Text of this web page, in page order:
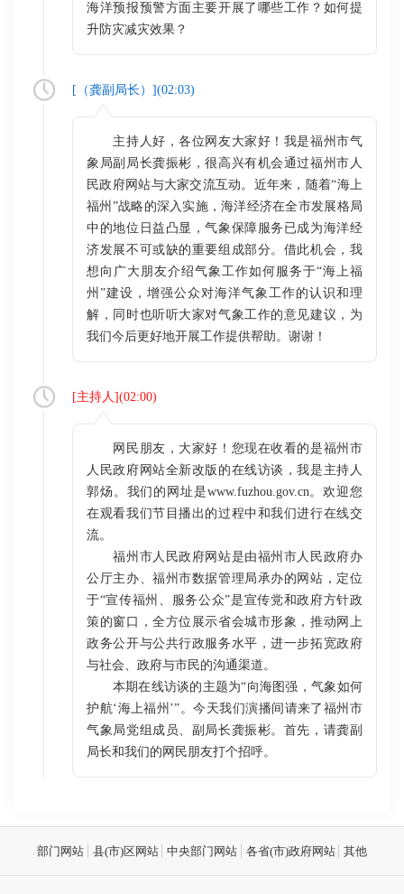
海洋预报预警方面主要开展了哪些工作？如何提
升防灾减灾效果？
[（龚副局长 ）](02:03)
主持人好，各位网友大家好！我是福州市气
象局副局长龚振彬，很高兴有机会通过福州市人
民政府网站与大家交流互动。近年来，随着“海上
福州”战略的深入实施，海洋经济在全市发展格局
中的地位日益凸显，气象保障服务已成为海洋经
济发展不可或缺的重要组成部分。借此机会，我
想向广大朋友介绍气象工作如何服务于“海上福
州”建设，增强公众对海洋气象工作的认识和理
解，同时也听听大家对气象工作的意见建议，为
我们今后更好地开展工作提供帮助。谢谢！
[主持人](02:00)
网民朋友，大家好！您现在收看的是福州市
人民政府网站全新改版的在线访谈，我是主持人
郭炀。我们的网址是www.fuzhou.gov.cn。欢迎您
在观看我们节目播出的过程中和我们进行在线交
流。
福州市人民政府网站是由福州市人民政府办
公厅主办、福州市数据管理局承办的网站，定位
于“宣传福州、服务公众”是宣传党和政府方针政
策的窗口，全方位展示省会城市形象，推动网上
政务公开与公共行政服务水平，进一步拓宽政府
与社会、政府与市民的沟通渠道。
本期在线访谈的主题为“向海图强，气象如何
护航‘海上福州’”。今天我们演播间请来了福州市
气象局党组成员、副局长龚振彬。首先，请龚副
局长和我们的网民朋友打个招呼。
部门网站 县(市)区网站 中央部门网站 各省(市)政府网站 其他